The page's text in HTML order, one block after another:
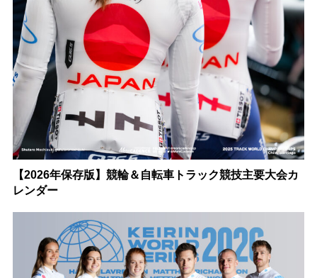
【2026年保存版】競輪＆自転車トラック競技主要大会カ
レンダー